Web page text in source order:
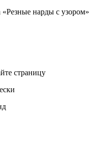
нарды с узором»
страницу